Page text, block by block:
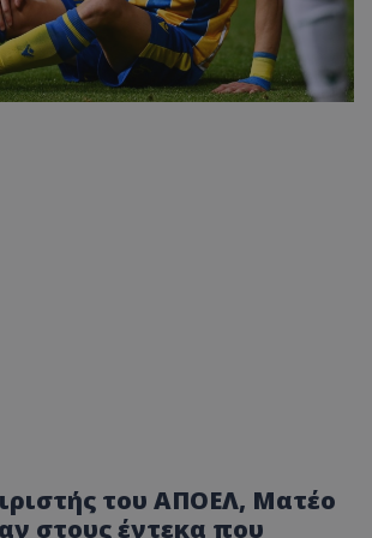
του ΑΠΟΕΛ, Ματέο
στους έντεκα που